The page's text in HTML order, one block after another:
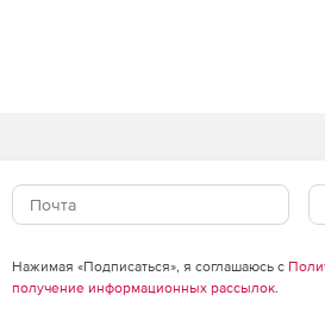
серверов и инфраструктур
Нажимая «Подписаться», я соглашаюсь с
получение информационных рассылок.